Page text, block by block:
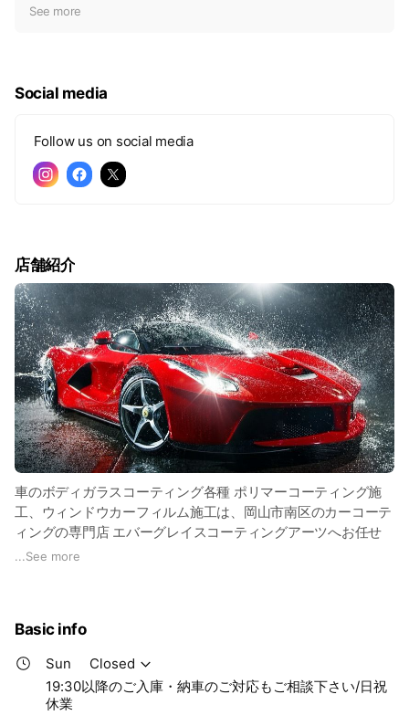
See more
Social media
Follow us on social media
店舗紹介
車のボディガラスコーティング各種 ポリマーコーティング施
工、ウィンドウカーフィルム施工は、岡山市南区のカーコーテ
ィングの専門店 エバーグレイスコーティングアーツへお任せ
ください。
...See more
Basic info
Sun
Closed
19:30以降のご入庫・納車のご対応もご相談下さい/日祝
休業